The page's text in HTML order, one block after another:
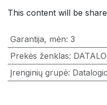
This content will be
Garantija, mėn: 3
Prekės ženklas:
Įrenginių grupė: